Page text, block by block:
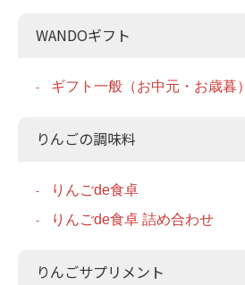
WANDOギフト
ギフト一般（お中元・お歳暮）
りんごの調味料
りんごde食卓
りんごde食卓 詰め合わせ
りんごサプリメント